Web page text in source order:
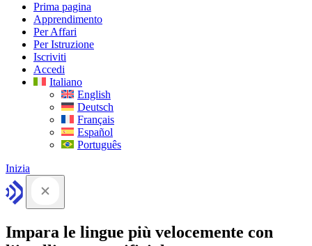
Prima pagina
Apprendimento
Per Affari
Per Istruzione
Iscriviti
Accedi
Italiano
English
Deutsch
Français
Español
Português
Inizia
Impara le lingue più velocemente con